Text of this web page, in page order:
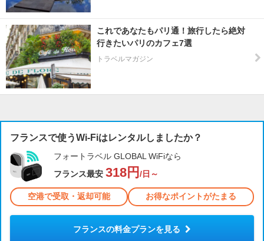
これであなたもパリ通！旅行したら絶対
行きたいパリのカフェ7選
トラベルマガジン
フランスで使うWi-Fiはレンタルしましたか？
フォートラベル GLOBAL WiFiなら
フランス最安 318円 /日～
空港で受取・返却可能 お得なポイントがたまる
フランスの料金プランを見る